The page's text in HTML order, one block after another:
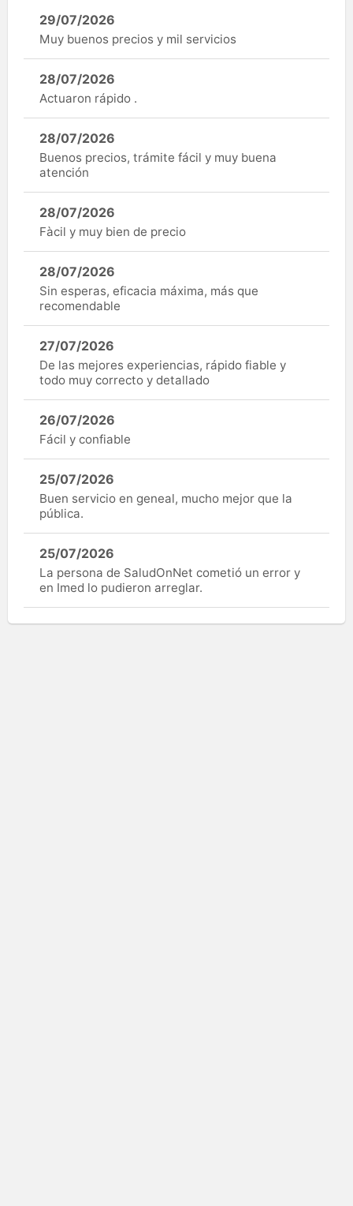
29/07/2026
Muy buenos precios y mil servicios
28/07/2026
Actuaron rápido .
28/07/2026
Buenos precios, trámite fácil y muy buena
atención
28/07/2026
Fàcil y muy bien de precio
28/07/2026
Sin esperas, eficacia máxima, más que
recomendable
27/07/2026
De las mejores experiencias, rápido fiable y
todo muy correcto y detallado
26/07/2026
Fácil y confiable
25/07/2026
Buen servicio en geneal, mucho mejor que la
pública.
25/07/2026
La persona de SaludOnNet cometió un error y
en Imed lo pudieron arreglar.